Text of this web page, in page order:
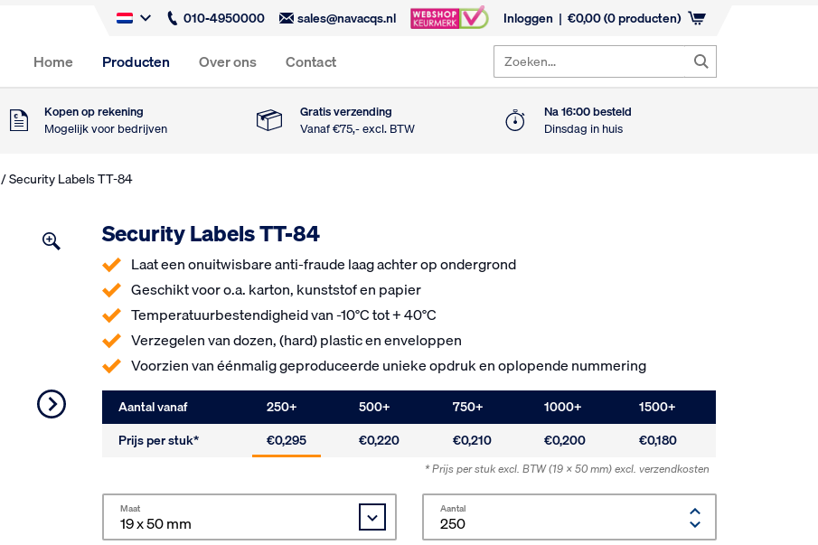
010-4950000 sales@navacqs.nl Inloggen €0,00(0 producten)
Home Producten Over ons Contact Zoeken...
Kopen op rekening
Mogelijk voor bedrijven
Gratis verzending
Vanaf €75,- excl. BTW
Na 16:00 besteld
Dinsdag in huis
/ Security Labels TT-84
Security Labels TT-84
Laat een onuitwisbare anti-fraude laag achter op ondergrond
Geschikt voor o.a. karton, kunststof en papier
Temperatuurbestendigheid van -10°C tot + 40°C
Verzegelen van dozen, (hard) plastic en enveloppen
Voorzien van éénmalig geproduceerde unieke opdruk en oplopende nummering
Aantal vanaf 250+ 500+ 750+ 1000+ 1500+
Prijs per stuk*
€0,295 €0,220 €0,210 €0,200 €0,180
* Prijs per stuk excl. BTW(19 x 50 mm)excl. verzendkosten
Maat Aantal